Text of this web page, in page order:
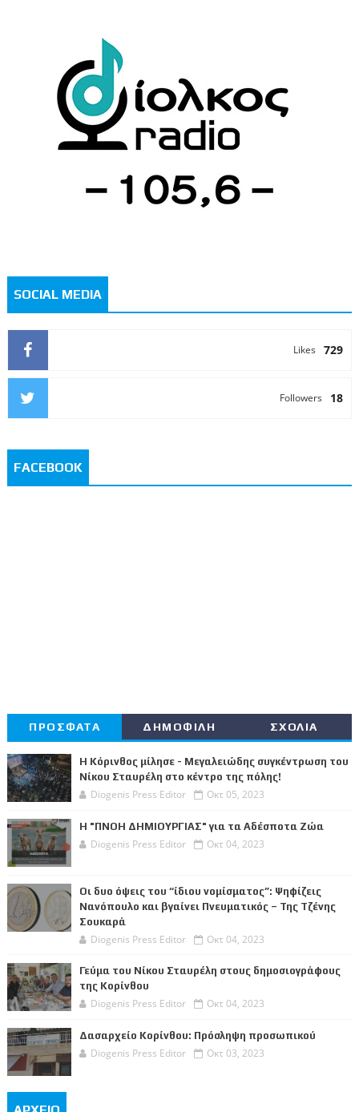
SOCIAL MEDIA
729
Likes
18
Followers
FACEBOOK
ΠΡΟΣΦΑΤΑ ΔΗΜΟΦΙΛΗ ΣΧΟΛΙΑ
Η Κόρινθος μίλησε - Μεγαλειώδης συγκέντρωση του
Νίκου Σταυρέλη στο κέντρο της πόλης!
Diogenis Press Editor Οκτ 05, 2023
Η "ΠΝΟΗ ΔΗΜΙΟΥΡΓΙΑΣ" για τα Αδέσποτα Ζώα
Diogenis Press Editor Οκτ 04, 2023
Οι δυο όψεις του “ίδιου νομίσματος”: Ψηφίζεις
Νανόπουλο και βγαίνει Πνευματικός – Της Τζένης
Σουκαρά
Diogenis Press Editor Οκτ 04, 2023
Γεύμα του Νίκου Σταυρέλη στους δημοσιογράφους
της Κορίνθου
Diogenis Press Editor Οκτ 04, 2023
Δασαρχείο Κορίνθου: Πρόσληψη προσωπικού
Diogenis Press Editor Οκτ 03, 2023